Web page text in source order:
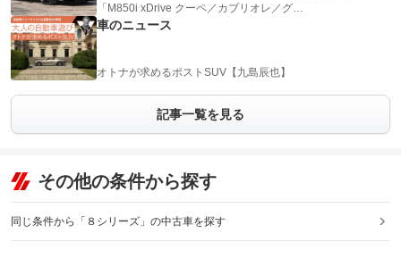
「M850i xDrive クーペ／カブリオレ／グ…
車のニュース
オトナが求めるポストSUV【九島辰也】
記事一覧を見る
その他の条件から探す
同じ条件から「８シリーズ」の中古車を探す